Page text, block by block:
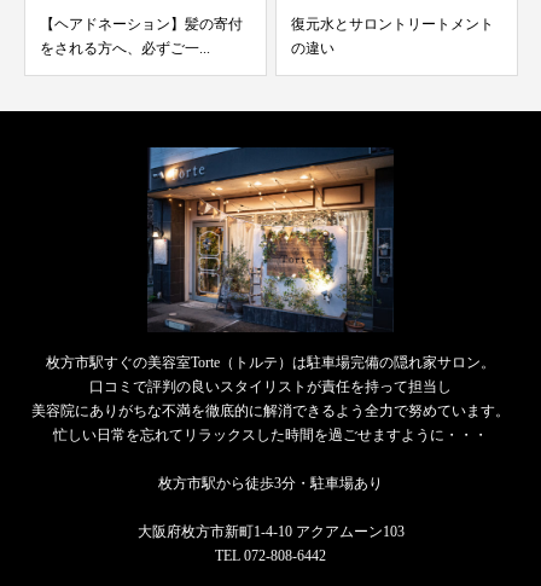
復元水とサロントリートメント
の違い
【モデル撮影】TAMARIS
GLOBAL BEA...
枚方市駅すぐの美容室Torte（トルテ）は駐車場完備の隠れ家サロン。
口コミで評判の良いスタイリストが責任を持って担当し
美容院にありがちな不満を徹底的に解消できるよう全力で努めています。
忙しい日常を忘れてリラックスした時間を過ごせますように・・・
枚方市駅から徒歩3分・駐車場あり
大阪府枚方市新町1-4-10 アクアムーン103
TEL 072-808-6442